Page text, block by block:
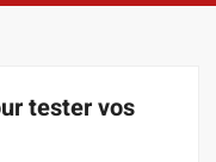
tester vos